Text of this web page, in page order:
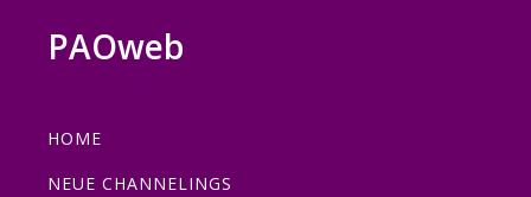
Hauptnavigation
Inhalt
Seitenspalte
FußzeilePAOweb
AktivierungsOrganisation)
HOME
NEUE CHANNELINGS